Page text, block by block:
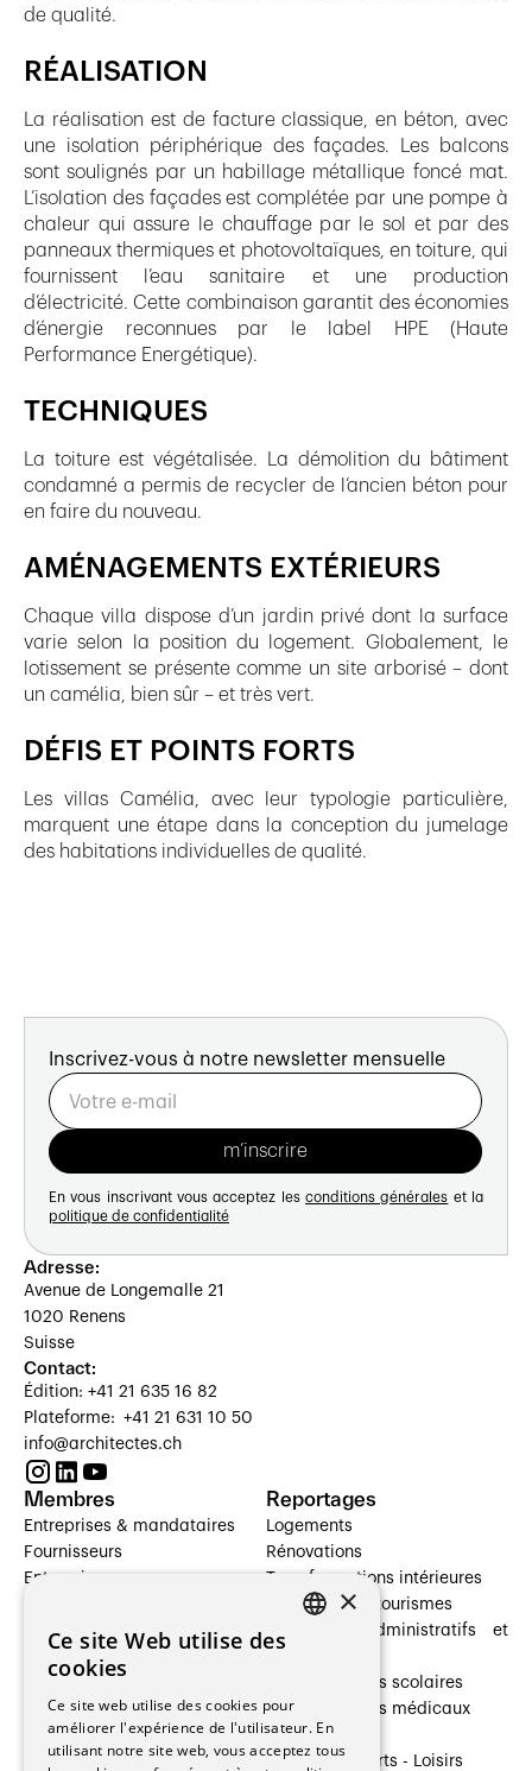
de qualité.
RÉALISATION
La réalisation est de facture classique, en béton, avec
une isolation périphérique des façades. Les balcons
sont soulignés par un habillage métallique foncé mat.
L’isolation des façades est complétée par une pompe à
chaleur qui assure le chauffage par le sol et par des
panneaux thermiques et photovoltaïques, en toiture, qui
fournissent l’eau sanitaire et une production
d’électricité. Cette combinaison garantit des économies
d’énergie reconnues par le label HPE (Haute
Performance Energétique).
TECHNIQUES
La toiture est végétalisée. La démolition du bâtiment
condamné a permis de recycler de l’ancien béton pour
en faire du nouveau.
AMÉNAGEMENTS EXTÉRIEURS
Chaque villa dispose d’un jardin privé dont la surface
varie selon la position du logement. Globalement, le
lotissement se présente comme un site arborisé – dont
un camélia, bien sûr – et très vert.
DÉFIS ET POINTS FORTS
Les villas Camélia, avec leur typologie particulière,
marquent une étape dans la conception du jumelage
des habitations individuelles de qualité.
Inscrivez-vous à notre newsletter mensuelle
En vous inscrivant vous acceptez les conditions générales et la
politique de confidentialité
Adresse:
Avenue de Longemalle 21
1020 Renens
Suisse
Contact:
Édition: +41 21 635 16 82
Plateforme: +41 21 631 10 50
info@architectes.ch
Membres
Entreprises & mandataires
Fournisseurs
Entreprises
Architectes paysagistes
Architectes d'intérieur
Entreprises générales
Ingénieurs et mandataires
Reportages
Logements
Rénovations
Transformations intérieures
Hôtelleries et tourismes
Bâtiments administratifs et
Établissements scolaires
Établissements médicaux
Villas
Cultures - Sports - Loisirs
×
Ce site Web utilise des
cookies
Ce site web utilise des cookies pour
améliorer l'expérience de l'utilisateur. En
utilisant notre site web, vous acceptez tous